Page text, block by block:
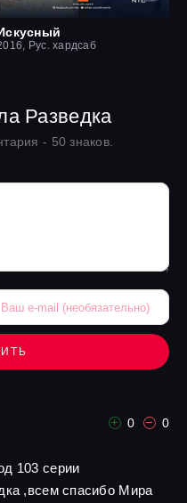
Рус. хардсаб
Разведка
- 50 знаков.
0 0
103 серии
,всем спасибо Мира